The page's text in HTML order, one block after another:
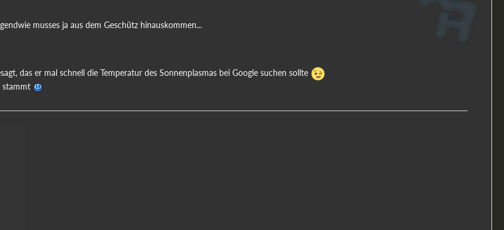
musses ja aus dem Geschütz hinauskommen...
das er mal schnell die Temperatur des Sonnenplasmas bei Google suchen sollte
stammt